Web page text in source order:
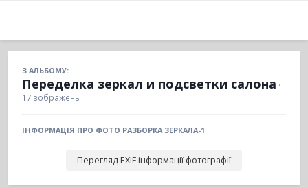
З АЛЬБОМУ:
Переделка зеркал и подсветки салона ·
17 зображень
ІНФОРМАЦІЯ ПРО ФОТО РАЗБОРКА ЗЕРКАЛА-1
Перегляд EXIF інформації фотографії